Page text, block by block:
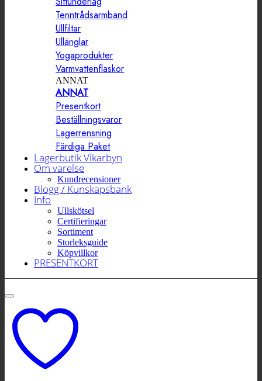
Tenntrådsarmband
Ullfiltar
Ullänglar
Yogaprodukter
Varmvattenflaskor
ANNAT
ANNAT
Presentkort
Beställningsvaror
Lagerrensning
Färdiga Paket
Lagerbutik Vikarbyn
Om varelse
Kundrecensioner
Blogg / Kunskapsbank
Info
Ullskötsel
Certifieringar
Sortiment
Storleksguide
Köpvillkor
PRESENTKORT